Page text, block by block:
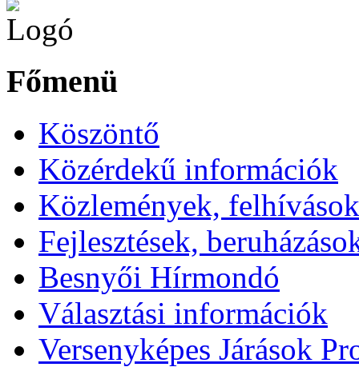
Főmenü
Köszöntő
Közérdekű információk
Közlemények, felhívások
Fejlesztések,
Besnyői Hírmondó
Választási információk
Versenyképes Járások